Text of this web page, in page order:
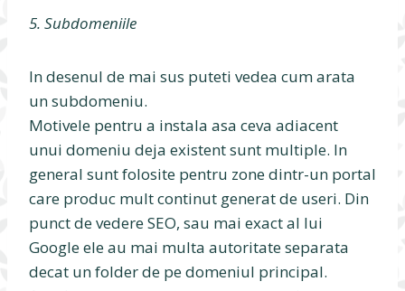
5. Subdomeniile
In desenul de mai sus puteti vedea cum arata
un subdomeniu.
Motivele pentru a instala asa ceva adiacent
unui domeniu deja existent sunt multiple. In
general sunt folosite pentru zone dintr-un portal
care produc mult continut generat de useri. Din
punct de vedere SEO, sau mai exact al lui
Google ele au mai multa autoritate separata
decat un folder de pe domeniul principal.